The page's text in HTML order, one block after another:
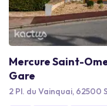
Mercure Saint-
Gare
2 Pl. du Vainquai, 62500